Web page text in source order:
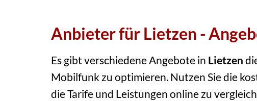
Anbieter für Lietzen -
Es gibt verschiedene Angebote in Lietzen
Mobilfunk zu optimieren. Nutzen Sie die
die Tarife und Leistungen online zu